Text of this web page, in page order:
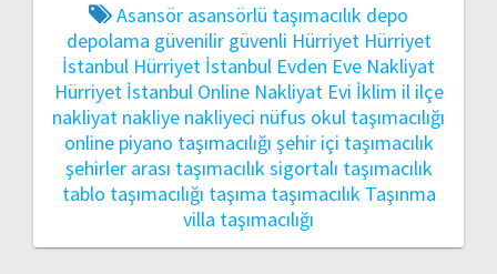
Asansör asansörlü taşımacılık depo
depolama güvenilir güvenli Hürriyet Hürriyet
İstanbul Hürriyet İstanbul Evden Eve Nakliyat
Hürriyet İstanbul Online Nakliyat Evi İklim il ilçe
nakliyat nakliye nakliyeci nüfus okul taşımacılığı
online piyano taşımacılığı şehir içi taşımacılık
şehirler arası taşımacılıksigortalı taşımacılık
tablo taşımacılığı taşıma taşımacılık Taşınma
villa taşımacılığı